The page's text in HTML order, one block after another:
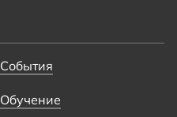
События
Обучение